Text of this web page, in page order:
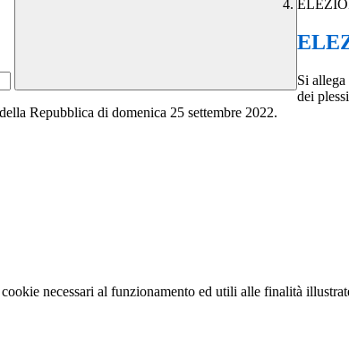
Si allega
dei
Repubblica di domenica 25 settembre 2022.
necessari al funzionamento ed utili alle finalità